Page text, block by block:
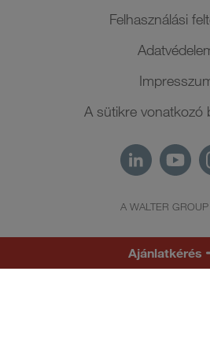
Ajánlatkérés
Felhasználási
A sütikre vonatkozó
A WALTER